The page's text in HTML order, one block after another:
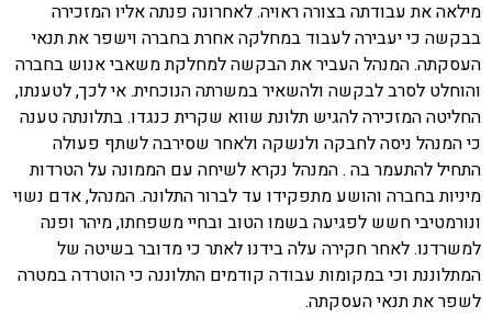
מילאה את עבודתה בצורה ראויה.לאחרונה פנתה אליו המזכירה
בבקשה כי יעבירה לעבוד במחלקה אחרת בחברה וישפר את תנאי
העסקתה. המנהל העביר את הבקשה למחלקת משאבי אנוש בחברה
והוחלט לסרב לבקשה ולהשאיר במשרתה הנוכחית.אי לכך, לטענתו,
החליטה המזכירה להגיש תלונת שווא שקרית כנגדו.בתלונתה טענה
כי המנהל ניסה לחבקה ולנשקה ולאחר שסירבה לשתף פעולה
התחיל להתעמר בה .המנהל נקרא לשיחה עם הממונה על הטרדות
מיניות בחברה והושע מתפקידו עד לברור התלונה.המנהל, אדם נשוי
ונורמטיבי חשש לפגיעה בשמו הטוב ובחיי משפחתו, מיהר ופנה
למשרדנו.לאחר חקירה עלה בידנו לאתר כי מדובר בשיטה של
המתלוננת וכי במקומות עבודה קודמים התלוננה כי הוטרדה במטרה
לשפר את תנאי העסקתה.